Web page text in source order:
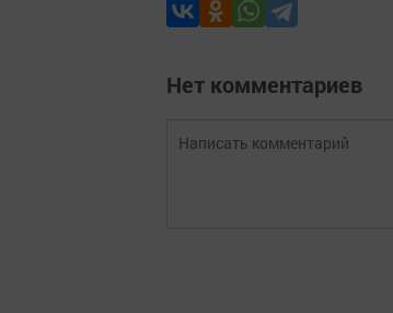
Нет комментариев